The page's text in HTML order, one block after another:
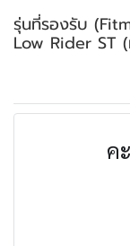
รุ่นที่รองรับ
Low Rider ST
ค